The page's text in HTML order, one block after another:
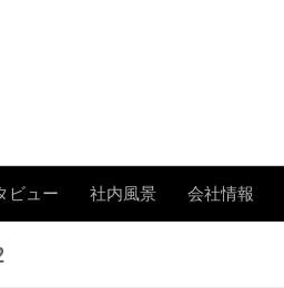
ビュー 社内風景 会社情報